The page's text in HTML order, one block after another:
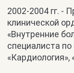
2002-2004 гг. -
клинической
«Внутренние
специалиста
«Кардиология»,